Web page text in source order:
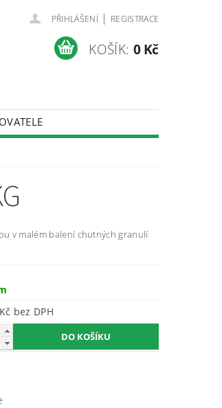
PŘIHLÁŠENÍ | REGISTRACE
KOŠÍK: 0 Kč
v malém balení chutných granulí
430,36 Kč bez DPH